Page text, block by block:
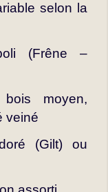
selon la
(Frêne –
moyen,
veiné
(Gilt) ou